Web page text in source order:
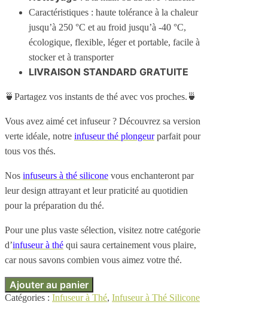
Caractéristiques : haute tolérance à la chaleur
jusqu’à 250 °C et au froid jusqu’à -40 °C,
écologique, flexible, léger et portable, facile à
stocker et à transporter
LIVRAISON STANDARD GRATUITE
🍵Partagez vos instants de thé avec vos proches.🍵
Vous avez aimé cet infuseur ? Découvrez sa version
verte idéale, notre infuseur thé plongeurparfait pour
tous vos thés.
Nos infuseurs à thé silicone vous enchanteront par
leur design attrayant et leur praticité au quotidien
pour la préparation du thé.
Pour une plus vaste sélection, visitez notre catégorie
d’infuseur à thé qui saura certainement vous plaire,
car nous savons combien vous aimez votre thé.
Ajouter au panier
Catégories : Infuseur à Thé, Infuseur à Thé Silicone